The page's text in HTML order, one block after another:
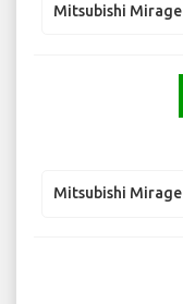
Mitsubishi Mirage
Mitsubishi Mirage